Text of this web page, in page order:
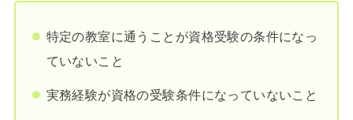
特定の教室に通うことが資格受験の条件になっ
ていないこと
実務経験が資格の受験条件になっていないこと